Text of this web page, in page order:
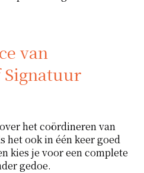
van
het coördineren van
het ook in één keer goed
kies je voor een complete
gedoe.